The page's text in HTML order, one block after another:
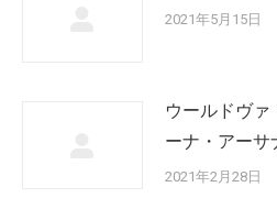
2021年5月15日
ウールドヴァ
ーナ・アーサ
2021年2月28日